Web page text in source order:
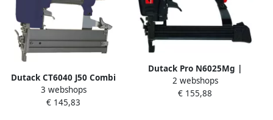
Dutack CT6040 J50 Combi
Luchttacker | Mtools
3 webshops
€ 145,83
Dutack Pro N6025Mg |
nieten 6000 | 10 t m 25mm
4210058
2 webshops
€ 155,88